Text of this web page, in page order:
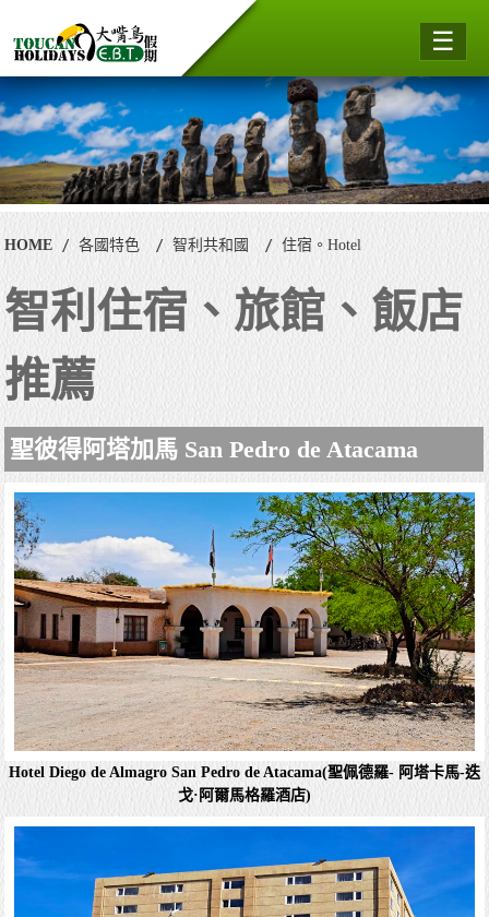
☰
HOME 各國特色 智利共和國 住宿。Hotel
智利住宿、旅館、飯店
推薦
聖彼得阿塔加馬 San Pedro de Atacama
Hotel Diego de Almagro San Pedro de Atacama(聖佩德羅- 阿塔卡馬-迭
戈·阿爾馬格羅酒店)